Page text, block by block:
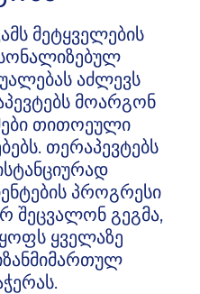
მეტყველების
აძლევს
მოარგონ
თითოეული
თერაპევტებს
პროგრესი
შეცვალონ გეგმა,
ყველაზე